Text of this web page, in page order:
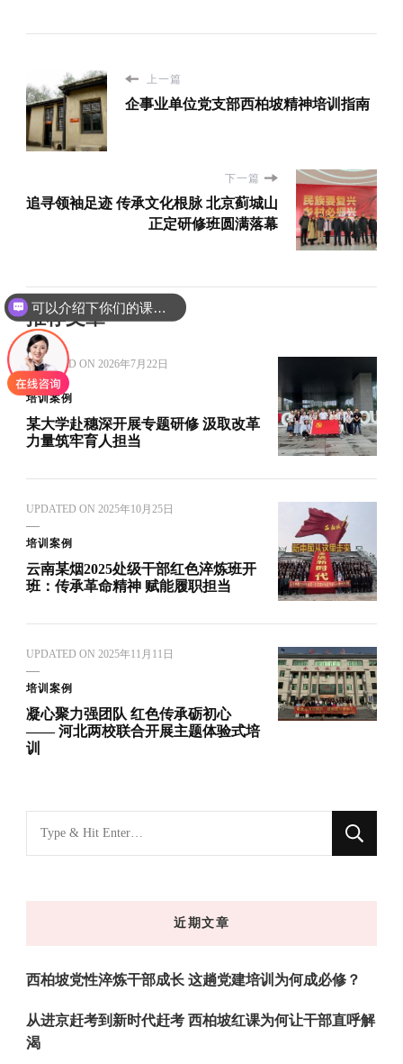
上一篇
企事业单位党支部西柏坡精神培训指南
下一篇
追寻领袖足迹 传承文化根脉 北京蓟城山
正定研修班圆满落幕
推荐文章
UPDATED ON 2026年7月22日
培训案例
某大学赴穗深开展专题研修 汲取改革
力量筑牢育人担当
UPDATED ON 2025年10月25日
培训案例
云南某烟2025处级干部红色淬炼班开
班：传承革命精神 赋能履职担当
UPDATED ON 2025年11月11日
培训案例
凝心聚力强团队 红色传承砺初心
—— 河北两校联合开展主题体验式培
训
什
近期文章
西柏坡党性淬炼干部成长 这趟党建培训为何成必修？
从进京赶考到新时代赶考 西柏坡红课为何让干部直呼解
渴